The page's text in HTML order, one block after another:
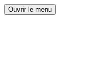
Ouvrir le menu